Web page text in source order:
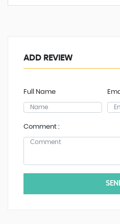
ADD REVIEW
Full Name
Comment :